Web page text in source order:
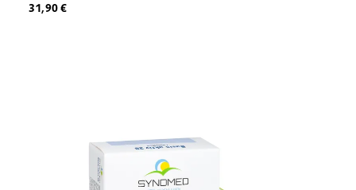
Regulärer Preis:
31,90 €